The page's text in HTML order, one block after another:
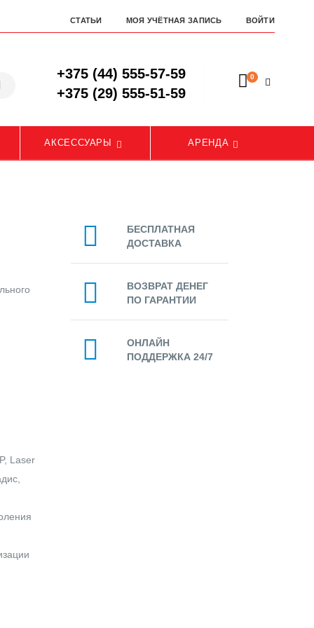
СТАТЬИ МОЯ УЧЁТНАЯ ЗАПИСЬ ВОЙТИ
+375 (44) 555-57-59
+375 (29) 555-51-59
0
АКСЕССУАРЫ АРЕНДА
Laser
БЕСПЛАТНАЯ
ДОСТАВКА
ВОЗВРАТ ДЕНЕГ
ПО ГАРАНТИИ
ОНЛАЙН
ПОДДЕРЖКА 24/7